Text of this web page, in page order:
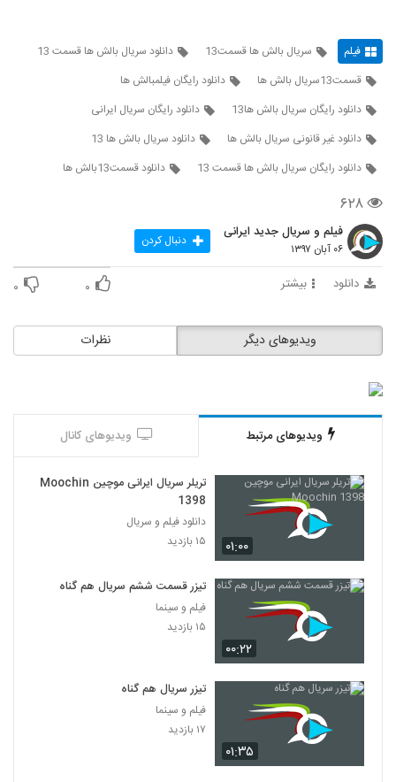
فیلم سريال بالش ها قسمت13
دانلود سریال بالش ها قسمت 13
قسمت13سریال بالش ها
دانلود رایگان فیلمبالش ها
دانلود رایگان سریال بالش ها13
دانلود رایگان سریال ایرانی
دانلود غیر قانونی سریال بالش ها
دانلود سریال بالش ها 13
دانلود رایگان سریال بالش ها قسمت 13
دانلود قسمت13بالش ها
۶۲۸
فیلم و سریال جدید ایرانی
۰۶ آبان ۱۳۹۷ دنبال کردن
دانلود بیشتر ۰ ۰
نظرات ویدیوهای دیگر
ویدیوهای مرتبط ویدیوهای کانال
۰۱:۰۰
تریلر سریال ایرانی موچین Moochin
1398
دانلود فیلم و سریال
۱۵ بازدید
۰۰:۲۲
تیزر قسمت ششم سریال هم گناه
فیلم و سینما
۱۵ بازدید
۰۱:۳۵
تیزر سریال هم گناه
فیلم و سینما
۱۷ بازدید